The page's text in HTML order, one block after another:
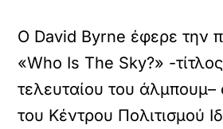
Ο David Byrne έφερε την
«Who Is The Sky?» -
τελευταίου του
του Κέντρου Πολιτισμού